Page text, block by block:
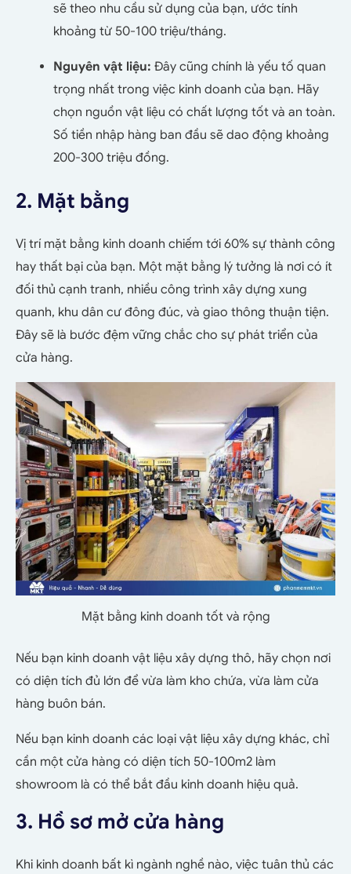
sẽ theo nhu cầu sử dụng của bạn, ước tính
khoảng từ 50-100 triệu/tháng.
Nguyên vật liệu: Đây cũng chính là yếu tố quan
trọng nhất trong việc kinh doanh của bạn. Hãy
chọn nguồn vật liệu có chất lượng tốt và an toàn.
Số tiền nhập hàng ban đầu sẽ dao động khoảng
200-300 triệu đồng.
2. Mặt bằng
Vị trí mặt bằng kinh doanh chiếm tới 60% sự thành công
hay thất bại của bạn. Một mặt bằng lý tưởng là nơi có ít
đối thủ cạnh tranh, nhiều công trình xây dựng xung
quanh, khu dân cư đông đúc, và giao thông thuận tiện.
Đây sẽ là bước đệm vững chắc cho sự phát triển của
cửa hàng.
Mặt bằng kinh doanh tốt và rộng
Nếu bạn kinh doanh vật liệu xây dựng thô, hãy chọn nơi
có diện tích đủ lớn để vừa làm kho chứa, vừa làm cửa
hàng buôn bán.
Nếu bạn kinh doanh các loại vật liệu xây dựng khác, chỉ
cần một cửa hàng có diện tích 50-100m2 làm
showroom là có thể bắt đầu kinh doanh hiệu quả.
3. Hồ sơ mở cửa hàng
Khi kinh doanh bất kì ngành nghề nào, việc tuân thủ các